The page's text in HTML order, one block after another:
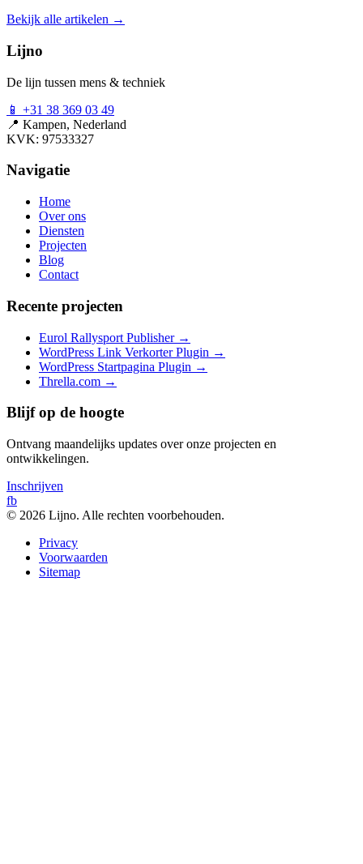
Bekijk alle artikelen →
Lijno
De lijn tussen mens & techniek
📱 +31 38 369 03 49
📍 Kampen, Nederland
KVK: 97533327
Navigatie
Home
Over ons
Diensten
Projecten
Blog
Contact
Recente projecten
Eurol Rallysport Publisher →
WordPress Link Verkorter Plugin →
WordPress Startpagina Plugin →
Thrella.com →
Blijf op de hoogte
Ontvang maandelijks updates over onze projecten en
ontwikkelingen.
Inschrijven
fb
© 2026 Lijno. Alle rechten voorbehouden.
Privacy
Voorwaarden
Sitemap